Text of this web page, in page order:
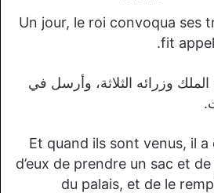
Un jour, le roi convoqua ses
fit
وزرائه الثلاثة، وأرسل في
Et quand ils sont venus, il
d’eux de prendre un sac et
du palais, et de le